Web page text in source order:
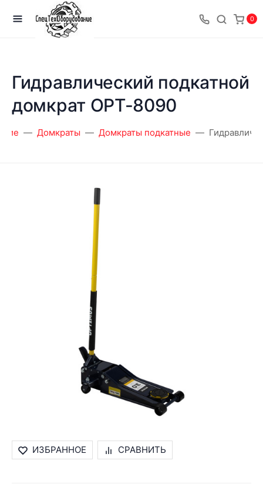
0
Гидравлический подкатной
домкрат OPT-8090
Домкраты Домкраты подкатные
ИЗБРАННОЕ СРАВНИТЬ